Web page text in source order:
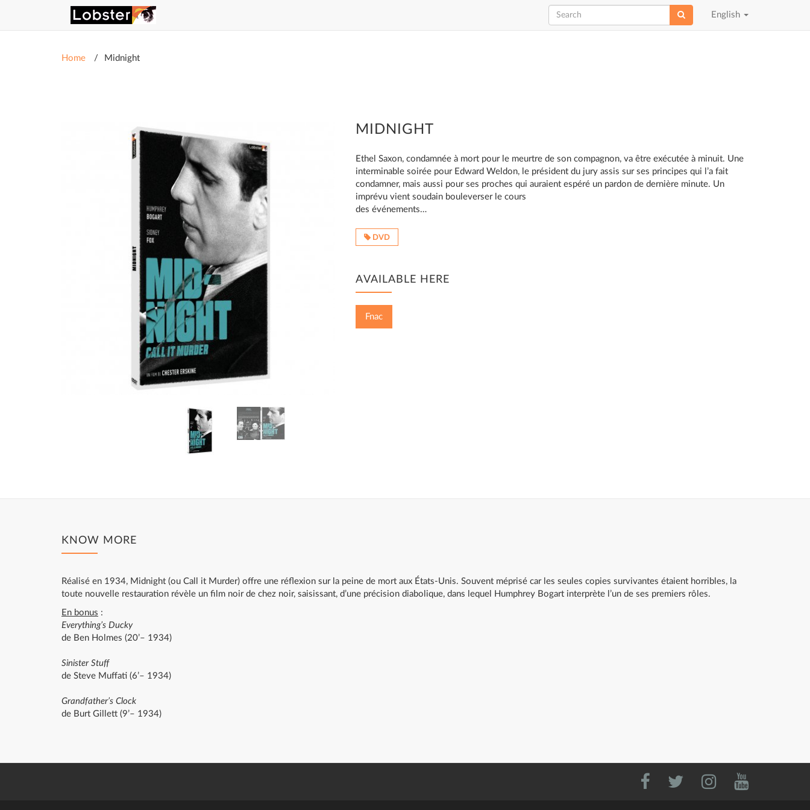
English
Choose
Home Midnight
MIDNIGHT
Ethel Saxon, condamnée à mort pour le meurtre de son compagnon, va être exécutée à minuit. Une
interminable soirée pour Edward Weldon, le président du jury assis sur ses principes qui l’a fait
condamner, mais aussi pour ses proches qui auraient espéré un pardon de dernière minute. Un
imprévu vient soudain bouleverser le cours
des événements…
DVD
AVAILABLE HERE
Fnac
KNOW MORE
Réalisé en 1934, Midnight (ou Call it Murder) offre une réflexion sur la peine de mort aux États-Unis. Souvent méprisé car les seules copies survivantes étaient horribles, la
toute nouvelle restauration révèle un film noir de chez noir, saisissant, d’une précision diabolique, dans lequel Humphrey Bogart interprète l’un de ses premiers rôles.
En bonus :
Everything’s Ducky
de Ben Holmes (20’– 1934)
Sinister Stuff
de Steve Muffati (6’– 1934)
Grandfather’s Clock
de Burt Gillett (9’– 1934)